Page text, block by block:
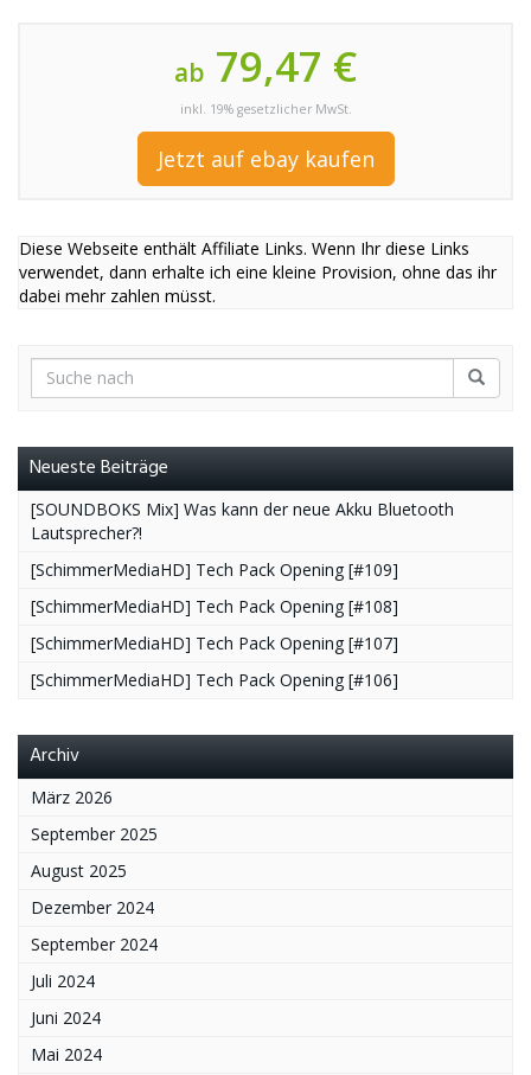
ab 79,47 €
inkl. 19% gesetzlicher MwSt.
Jetzt auf ebay kaufen
Diese Webseite enthält Affiliate Links. Wenn Ihr diese Links
verwendet, dann erhalte ich eine kleine Provision, ohne das ihr
dabei mehr zahlen müsst.
Neueste Beiträge
[SOUNDBOKS Mix] Was kann der neue Akku Bluetooth
Lautsprecher?!
[SchimmerMediaHD] Tech Pack Opening [#109]
[SchimmerMediaHD] Tech Pack Opening [#108]
[SchimmerMediaHD] Tech Pack Opening [#107]
[SchimmerMediaHD] Tech Pack Opening [#106]
Archiv
März 2026
September 2025
August 2025
Dezember 2024
September 2024
Juli 2024
Juni 2024
Mai 2024